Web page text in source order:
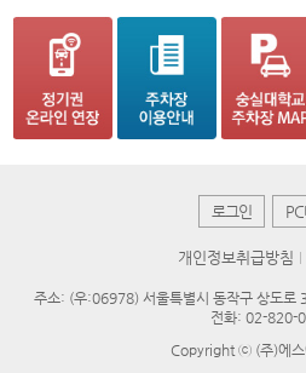
로그인
개인정보취급방침
주소: (우:06978) 서울특별시 동작구 상도로
전화: 02-820-
Copyright ⓒ (주)에스